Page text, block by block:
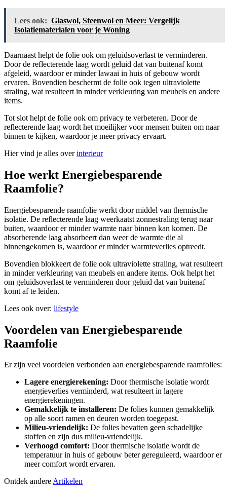
Lees ook: Glaswol, Steenwol en Meer: Vergelijk
Isolatiematerialen voor je Woning
Daarnaast helpt de folie ook om geluidsoverlast te verminderen.
Door de reflecterende laag wordt geluid dat van buitenaf komt
afgeleid, waardoor er minder lawaai in huis of gebouw wordt
ervaren. Bovendien beschermt de folie ook tegen ultraviolette
straling, wat resulteert in minder verkleuring van meubels en andere
items.
Tot slot helpt de folie ook om privacy te verbeteren. Door de
reflecterende laag wordt het moeilijker voor mensen buiten om naar
binnen te kijken, waardoor je meer privacy ervaart.
Hier vind je alles overinterieur
Hoe werkt Energiebesparende
Raamfolie?
Energiebesparende raamfolie werkt door middel van thermische
isolatie. De reflecterende laag weerkaatst zonnestraling terug naar
buiten, waardoor er minder warmte naar binnen kan komen. De
absorberende laag absorbeert dan weer de warmte die al
binnengekomen is, waardoor er minder warmteverlies optreedt.
Bovendien blokkeert de folie ook ultraviolette straling, wat resulteert
in minder verkleuring van meubels en andere items. Ook helpt het
om geluidsoverlast te verminderen door geluid dat van buitenaf
komt af te leiden.
Lees ook over: lifestyle
Voordelen van Energiebesparende
Raamfolie
Er zijn veel voordelen verbonden aan energiebesparende raamfolies:
Lagere energierekening: Door thermische isolatie wordt
energieverlies verminderd, wat resulteert in lagere
energierekeningen.
Gemakkelijk te installeren: De folies kunnen gemakkelijk
op alle soort ramen en deuren worden toegepast.
Milieu-vriendelijk: De folies bevatten geen schadelijke
stoffen en zijn dus milieu-vriendelijk.
Verhoogd comfort: Door thermische isolatie wordt de
temperatuur in huis of gebouw beter gereguleerd, waardoor er
meer comfort wordt ervaren.
Ontdek andereArtikelen